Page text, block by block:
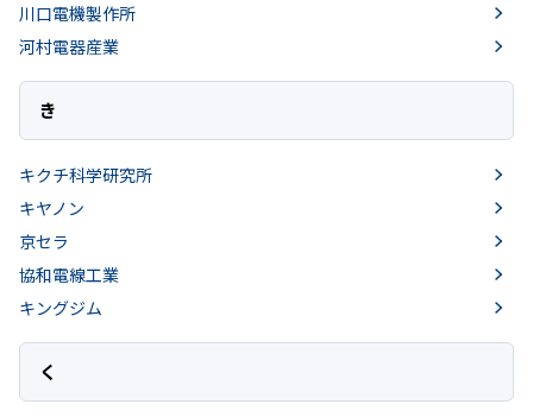
川口電機製作所
河村電器産業
き
キクチ科学研究所
キヤノン
京セラ
協和電線工業
キングジム
く